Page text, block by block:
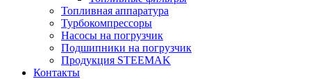
Топливная аппаратура
Турбокомпрессоры
Насосы на погрузчик
Подшипники на погрузчик
Продукция STEEMAK
Контакты